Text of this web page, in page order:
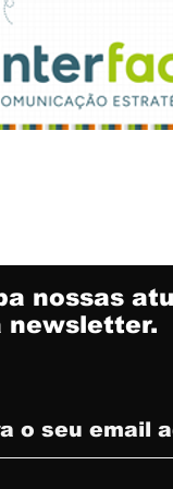
nossas
newsletter.